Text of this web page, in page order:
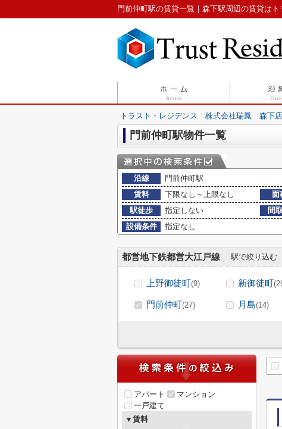
門前仲町駅の賃貸一覧｜森下駅周辺の賃貸
トラスト・レジデンス 株式会社瑞鳳 森下店
門前仲町駅物件一覧
沿線
門前仲町駅
賃料
下限なし～上限なし 面
駅徒歩
指定しない 間
設備条件
指定なし
都営地下鉄都営大江戸線 駅で絞り込む
上野御徒町(9) 新御徒町
門前仲町(27) 月島(14)
アパート
マンション
一戸建て
▼賃料